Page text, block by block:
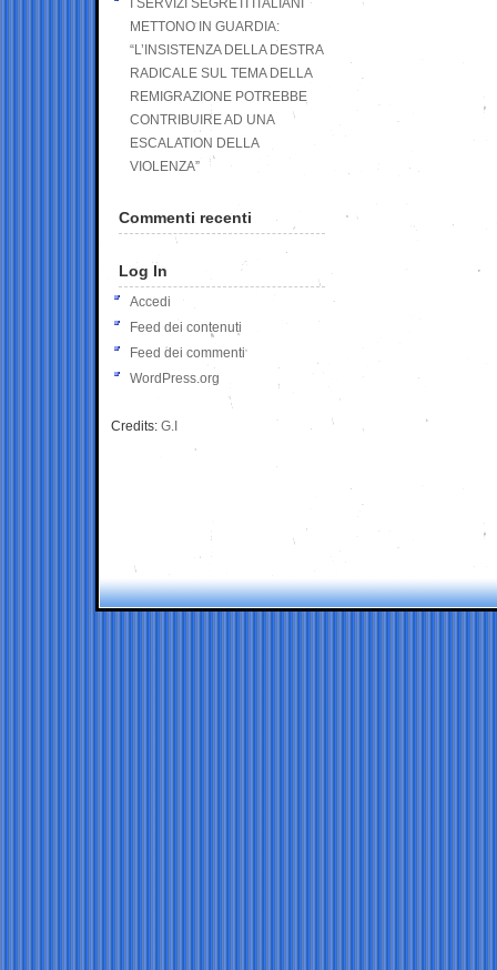
I SERVIZI SEGRETI ITALIANI
METTONO IN GUARDIA:
“L’INSISTENZA DELLA DESTRA
RADICALE SUL TEMA DELLA
REMIGRAZIONE POTREBBE
CONTRIBUIRE AD UNA
ESCALATION DELLA
VIOLENZA”
Commenti recenti
Log In
Accedi
Feed dei contenuti
Feed dei commenti
WordPress.org
Credits: G.I